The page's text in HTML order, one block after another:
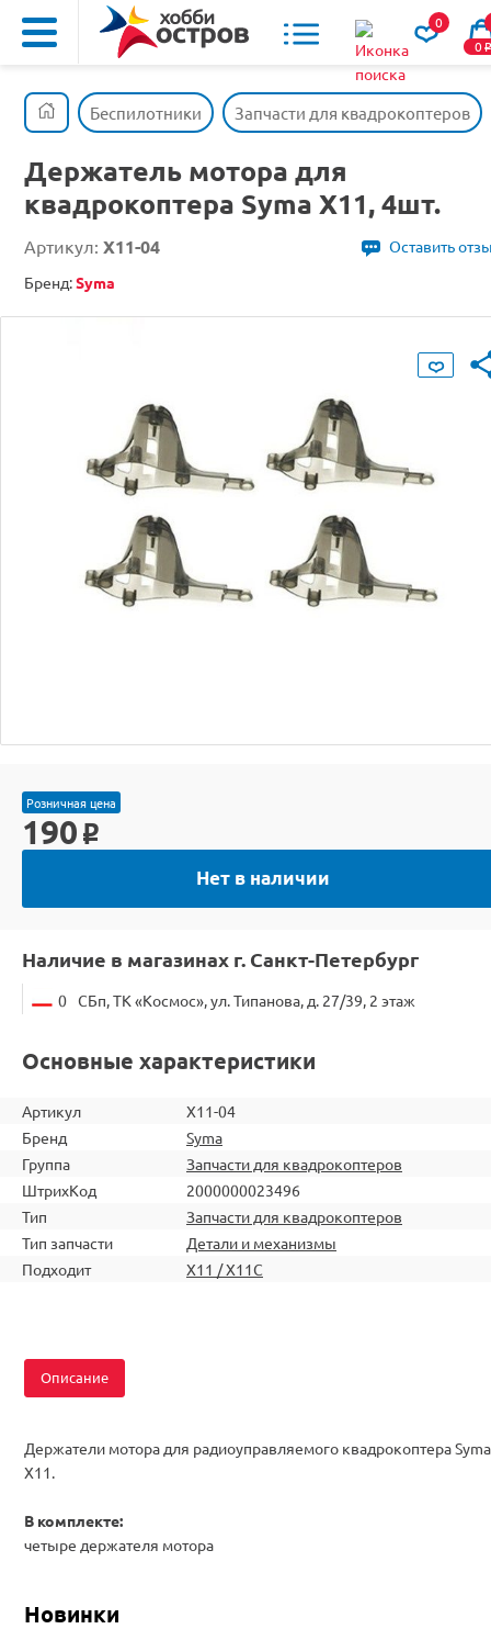
0
0o
Беспилотники Запчасти для квадрокоптеров
Держатель мотора для
квадрокоптера Syma X11, 4шт.
Артикул: X11-04
Оставить
Бренд:Syma
Розничная цена
190 o
Нет в наличии
Наличие в магазинах г. Санкт-Петербург
0 СБп, ТК «Космос», ул. Типанова, д. 27/39, 2 этаж
Основные характеристики
Артикул
X11-04
Бренд
Syma
Группа
Запчасти для квадрокоптеров
ШтрихКод
2000000023496
Тип
Запчасти для квадрокоптеров
Тип запчасти
Детали и механизмы
Подходит
X11 / X11C
Описание
Держатели мотора для радиоуправляемого квадрокоптера Syma
X11.
В комплекте:
четыре держателя мотора
Новинки